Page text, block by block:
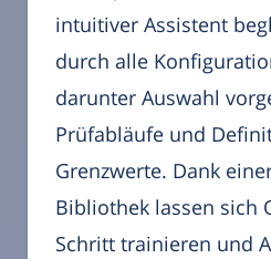
intuitiver Assistent
durch alle
darunter Auswahl
Prüfabläufe und
Grenzwerte. Dank
Bibliothek lassen sich
Schritt trainieren und